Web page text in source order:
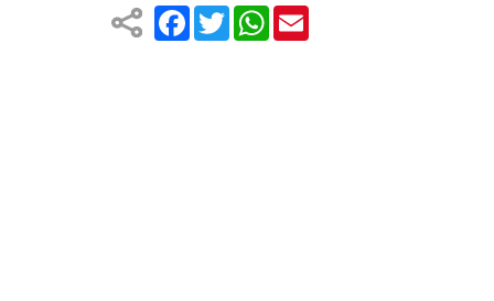
Facebook
TwitterWhatsApp
Email